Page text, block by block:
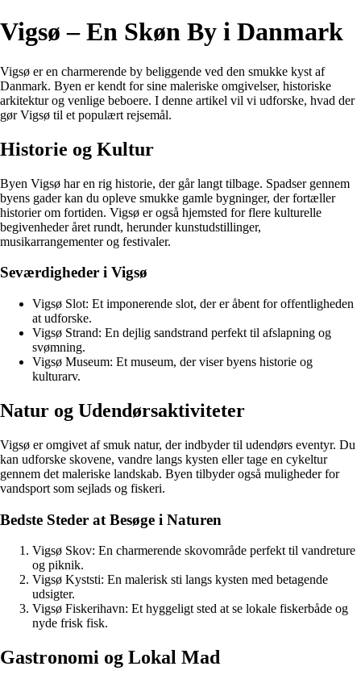
Vigsø – En Skøn By i Danmark
Vigsø er en charmerende by beliggende ved den smukke kyst af
Danmark. Byen er kendt for sine maleriske omgivelser, historiske
arkitektur og venlige beboere. I denne artikel vil vi udforske, hvad der
gør Vigsø til et populært rejsemål.
Historie og Kultur
Byen Vigsø har en rig historie, der går langt tilbage. Spadser gennem
byens gader kan du opleve smukke gamle bygninger, der fortæller
historier om fortiden. Vigsø er også hjemsted for flere kulturelle
begivenheder året rundt, herunder kunstudstillinger,
musikarrangementer og festivaler.
Seværdigheder i Vigsø
Vigsø Slot: Et imponerende slot, der er åbent for offentligheden
at udforske.
Vigsø Strand: En dejlig sandstrand perfekt til afslapning og
svømning.
Vigsø Museum: Et museum, der viser byens historie og
kulturarv.
Natur og Udendørsaktiviteter
Vigsø er omgivet af smuk natur, der indbyder til udendørs eventyr. Du
kan udforske skovene, vandre langs kysten eller tage en cykeltur
gennem det maleriske landskab. Byen tilbyder også muligheder for
vandsport som sejlads og fiskeri.
Bedste Steder at Besøge i Naturen
Vigsø Skov: En charmerende skovområde perfekt til vandreture
og piknik.
Vigsø Kyststi: En malerisk sti langs kysten med betagende
udsigter.
Vigsø Fiskerihavn: Et hyggeligt sted at se lokale fiskerbåde og
nyde frisk fisk.
Gastronomi og Lokal Mad